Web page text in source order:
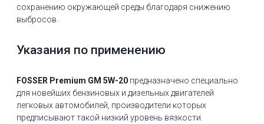
сохранению окружающей среды благодаря снижению
выбросов.
Указания по применению
FOSSER Premium GM 5W-20 предназначено специально
для новейших бензиновых и дизельных двигателей
легковых автомобилей, производители которых
предписывают такой низкий уровень вязкости.